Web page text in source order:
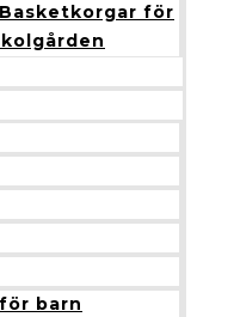
för
barn